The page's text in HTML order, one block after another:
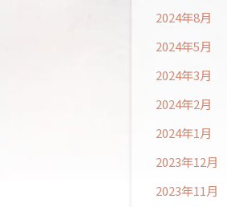
2024年8月
2024年5月
2024年3月
2024年2月
2024年1月
2023年12月
2023年11月